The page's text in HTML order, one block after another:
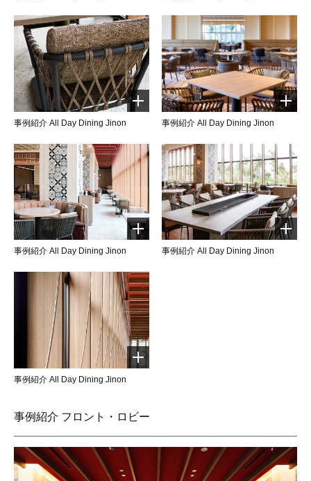
事例紹介 All Day Dining Jinon 事例紹介 All Day Dining Jinon
事例紹介 All Day Dining Jinon 事例紹介 All Day Dining Jinon
事例紹介 All Day Dining Jinon
事例紹介 フロント・ロビー